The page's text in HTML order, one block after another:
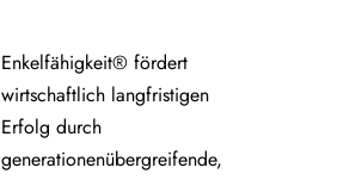
Enkelfähigkeit® fördert
wirtschaftlich langfristigen
Erfolg durch
generationenübergreifende,